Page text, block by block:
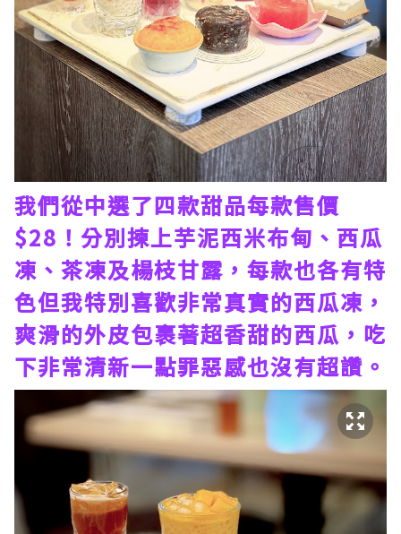
我們從中選了四款甜品每款售價
$28！分別揀上芋泥西米布甸、西瓜
凍、茶凍及楊枝甘露，每款也各有特
色但我特別喜歡非常真實的西瓜凍，
爽滑的外皮包裹著超香甜的西瓜，吃
下非常清新一點罪惡感也沒有超讚。